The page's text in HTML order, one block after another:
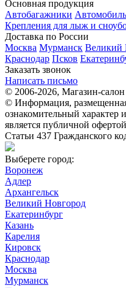
Основная продукция
Автобагажники
Крепления для лыж и
Доставка по России
Москва Мурманск Великий
Краснодар Псков
Заказать звонок
Написать письмо
© 2006-2026, Магазин-
© Информация,
ознакомительный характер
является публичной
Статьи 437 Гражданского
Выберете город:
Воронеж
Адлер
Архангельск
Великий Новгород
Екатеринбург
Казань
Карелия
Кировск
Краснодар
Москва
Мурманск